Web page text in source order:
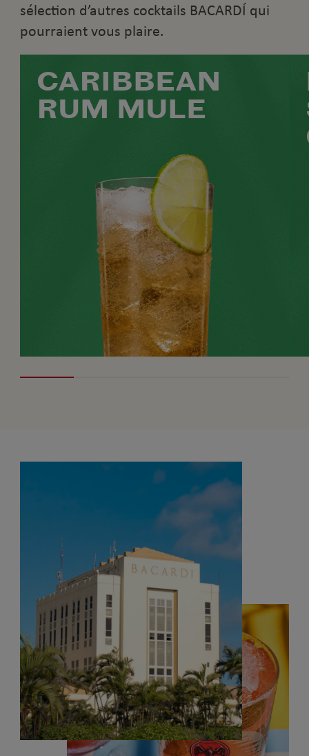
sélection d’autres cocktails BACARDÍ qui
pourraient vous plaire.
CARIBBEAN
RUM MULE